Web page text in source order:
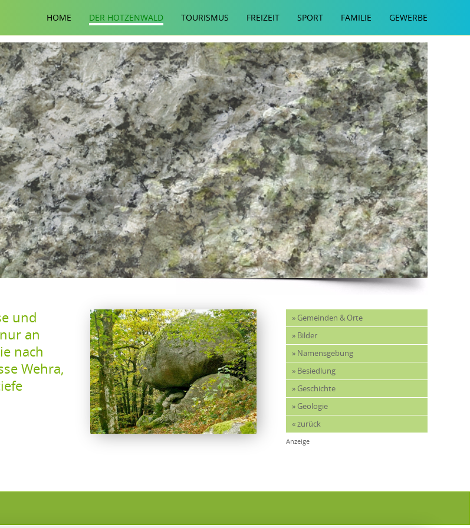
HOME DER HOTZENWALD TOURISMUS FREIZEIT SPORT FAMILIE GEWERBE
und
an
nach
Wehra,
» Gemeinden & Orte
» Bilder
» Namensgebung
» Besiedlung
» Geschichte
» Geologie
« zurück
Anzeige